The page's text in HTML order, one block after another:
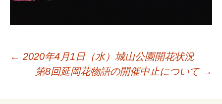
← 2020年4月1日（水）城山公園開花状況
第8回延岡花物語の開催中止について →